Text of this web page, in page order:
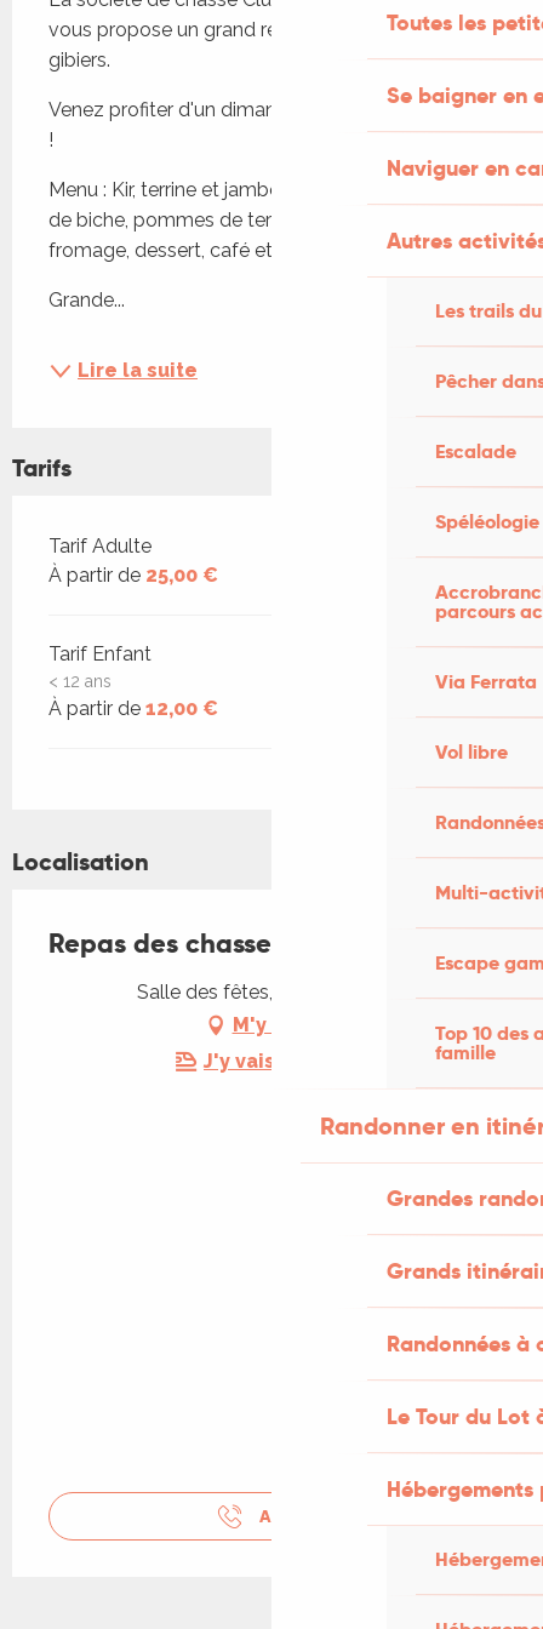
Toutes les
Se baigner en
Naviguer en
Autres
Les trails
Pêcher
Escalade
Spéléologie
parcours
Via Ferrata
Vol libre
Multi-
Escape
Top 10 des
famille
Randonner en
Grandes
Grands
Randonnées
Le Tour du Lot
vous propose un grand repas festif à base de
gibiers.
Venez profiter d'un dimanche en toute convivialité
!
Menu : Kir, terrine et jambon sec de sanglier, pavé
de biche, pommes de terre sarladaises, salade et
fromage, dessert, café et vin compris.
Grande...
Lire la suite
Tarifs
Tarifs 2026
Tarif Adulte
À partir de 25,00 €
Tarif Enfant
< 12 ans
À partir de 12,00 €
Localisation
Repas des chasseurs
Salle des fêtes, 46340 Salviac
M'y rendre
J'y vais en train !
APPELER